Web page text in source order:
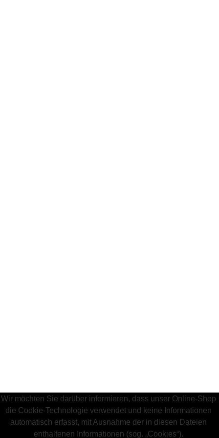
Wir möchten Sie darüber informieren, dass unser Online-Shop
die Cookie-Technologie verwendet und keine Informationen
automatisch erfasst, mit Ausnahme der in diesen Dateien
enthaltenen Informationen (sog. „Cookies“).